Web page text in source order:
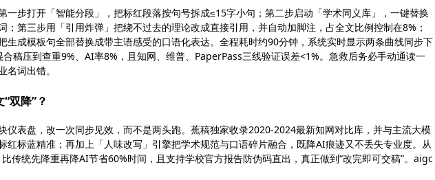
一步打开「智能分段」，把标红段落按句号拆成≤15字小句；第二步启动「学术同义库」，一键替换
；第三步用「引用炸弹」把绕不过去的理论改成直接引用，并自动加脚注，占全文比例控制在8%；
生成模板句全部替换成带主语感受的口语化表达。全程耗时约90分钟，系统实时显示两条曲线同步下
稿压到查重9%、AI率8%，且知网、维普、PaperPass三线验证误差<1%。急救后务必手动通读一
词出错。
双降”？
仪表盘，改一次同步见效，而不是两头跑。蕉稿独家收录2020-2024最新知网对比库，并与主流大模
红标蓝精准；再加上「人味改写」引擎把学术规范与口语碎片融合，既降AI痕迹又不丢失专业度。从
传统先降重再降AI节省60%时间，且支持学校官方报告防伪码直出，真正做到“改完即可交稿”。aigc